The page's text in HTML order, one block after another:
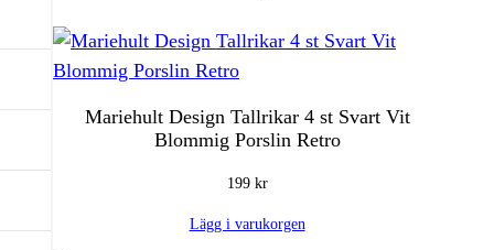
Mariehult Design Tallrikar 4 st Svart Vit
Blommig Porslin Retro
199 kr
Lägg i varukorgen